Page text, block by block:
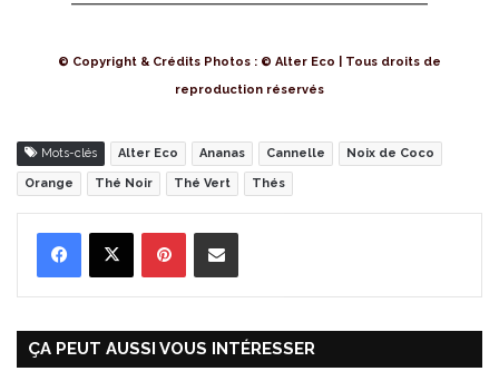
© Copyright & Crédits Photos : © Alter Eco | Tous droits de
reproduction réservés
Mots-clés Alter Eco Ananas Cannelle Noix de Coco
Orange Thé Noir Thé Vert Thés
ÇA PEUT AUSSI VOUS INTÉRESSER